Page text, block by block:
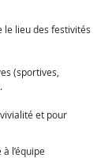
le lieu des festivités
(sportives,
et pour
l’équipe